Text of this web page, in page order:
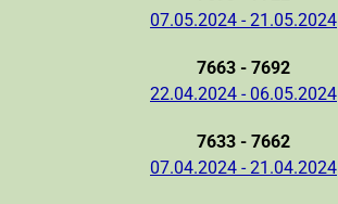
07.05.2024 - 21.05.2024
7663 - 7692
22.04.2024 - 06.05.2024
7633 - 7662
07.04.2024 - 21.04.2024